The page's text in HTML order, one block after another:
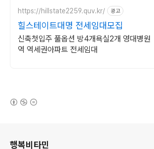
https://hillstate2259.quv.kr/ 광고
힐스테이트대명 전세임대모집
신축첫입주 풀옵션 방4개욕실2개 영대병원
역 역세권아파트 전세임대
행복비타민